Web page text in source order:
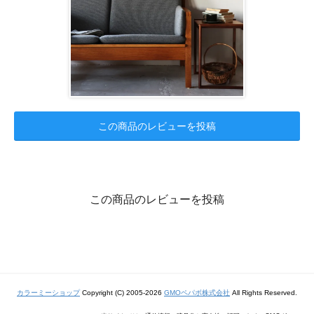
この商品のレビューを投稿
この商品のレビューを投稿
カラーミーショップCopyright (C) 2005-2026 GMOペパボ株式会社 All Rights Reserved.